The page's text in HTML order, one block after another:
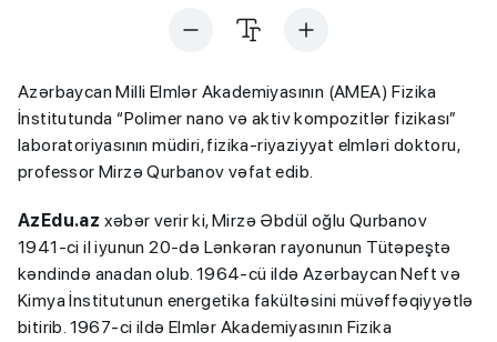
Azərbaycan Milli Elmlər Akademiyasının (AMEA) Fizika
İnstitutunda “Polimer nano və aktiv kompozitlər fizikası”
laboratoriyasının müdiri, fizika-riyaziyyat elmləri doktoru,
professor Mirzə Qurbanov vəfat edib.
AzEdu.az xəbər verir ki, Mirzə Əbdül oğlu Qurbanov
1941-ci il iyunun 20-də Lənkəran rayonunun Tütəpeştə
kəndində anadan olub. 1964-cü ildə Azərbaycan Neft və
Kimya İnstitutunun energetika fakültəsini müvəffəqiyyətlə
bitirib. 1967-ci ildə Elmlər Akademiyasının Fizika